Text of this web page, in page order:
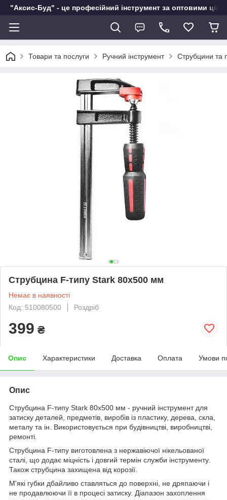
"Аксис-Буд" - це професійний інструмент за оптовими
Товари та послуги Ручний інструмент Струбцини та
Струбцина F-типу Stark 80x500 мм
Немає в наявності
Код: 510080500
Роздріб
399 ₴
Опис Характеристики Доставка Оплата Умови
Опис
Струбцина F-типу Stark 80x500 мм - ручний інструмент для
затиску деталей, предметів, виробів із пластику, дерева, скла,
металу та ін. Використовується при будівництві, виробництві,
ремонті.
Струбцина F-типу виготовлена з нержавіючої нікельованої
сталі, що додає міцність і довгий термін служби інструменту.
Також струбцина захищена від корозії.
М'які губки дбайливо ставляться до поверхні, не дряпаючи і
не продавлюючи її в процесі затиску. Діапазон захоплення